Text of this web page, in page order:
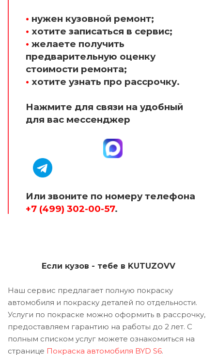
• нужен кузовной ремонт;
• хотите записаться в сервис;
• желаете получить
предварительную оценку
стоимости ремонта;
• хотите узнать про рассрочку.
Нажмите для связи на удобный
для вас мессенджер
Или звоните по номеру телефона
+7 (499) 302-00-57.
Если кузов - тебе в KUTUZOVV
Наш сервис предлагает полную покраску
автомобиля и покраску деталей по отдельности.
Услуги по покраске можно оформить в рассрочку,
предоставляем гарантию на работы до 2 лет. С
полным списком услуг можете ознакомиться на
странице Покраска автомобиля BYD S6.